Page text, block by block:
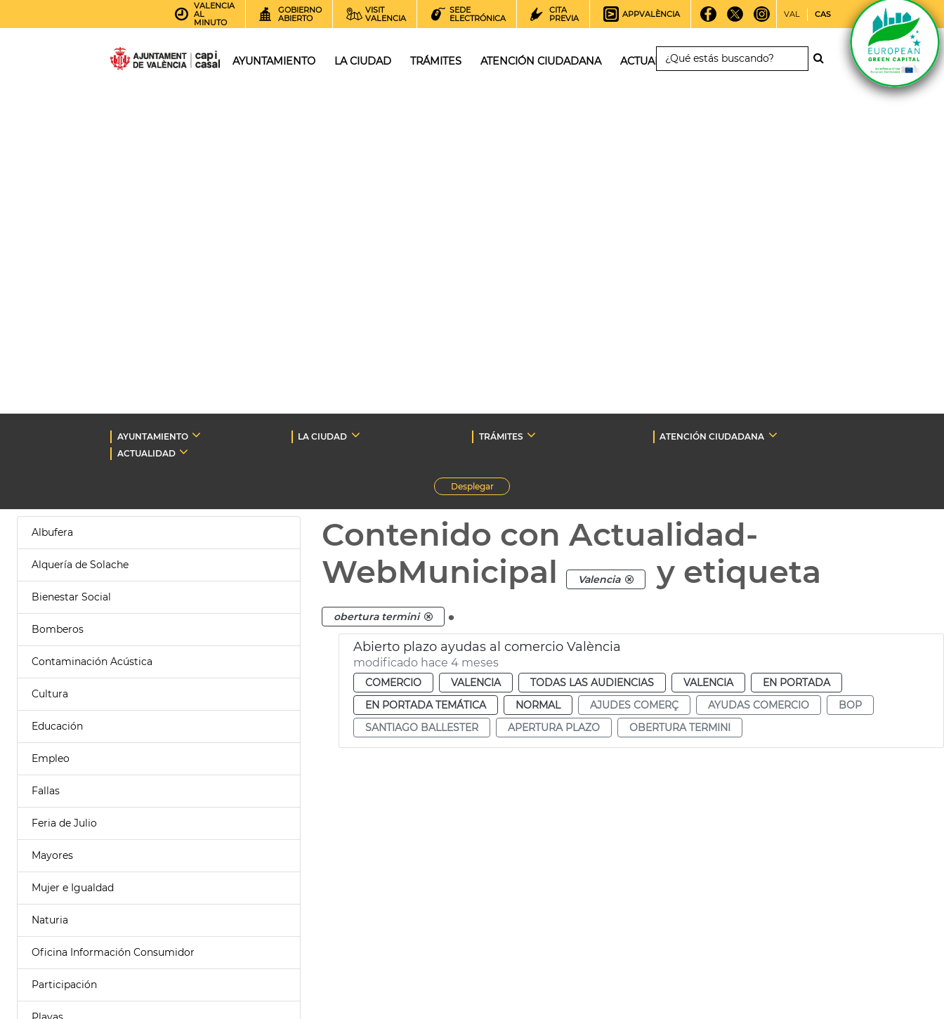
VALENCIA
AL
MINUTO
GOBIERNO
ABIERTO
VISIT
VALENCIA
SEDE
ELECTRÓNICA
CITA
PREVIA
APPVALÈNCIA VAL CAS
AYUNTAMIENTO LA CIUDAD TRÁMITES ATENCIÓN CIUDADANA ACTUALIDAD
AYUNTAMIENTO LA CIUDAD TRÁMITES
ATENCIÓN CIUDADANA
ACTUALIDAD
Desplegar
Albufera
Alquería de Solache
Bienestar Social
Bomberos
Contaminación Acústica
Cultura
Educación
Empleo
Fallas
Feria de Julio
Mayores
Mujer e Igualdad
Naturia
Oficina Información Consumidor
Participación
Contenido con Actualidad-
WebMunicipal
Valencia y etiqueta
obertura termini .
Abierto plazo ayudas al comercio València
modificado hace 4 meses
COMERCIO VALENCIA TODAS LAS AUDIENCIAS VALENCIA
EN PORTADA
EN PORTADA TEMÁTICA
NORMAL AJUDES COMERÇ AYUDAS COMERCIO
BOP
SANTIAGO BALLESTER
APERTURA PLAZO OBERTURA TERMINI